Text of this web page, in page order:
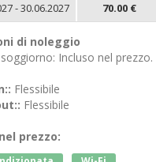
- 30.06.2027
70.00 €
di noleggio
Incluso nel prezzo.
Flessibile
Flessibile
prezzo: